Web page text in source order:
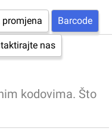
Barcode
nas
kodovima. Što